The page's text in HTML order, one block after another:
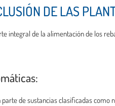
DE LAS
integral de la alimentación de los
de sustancias clasificadas como